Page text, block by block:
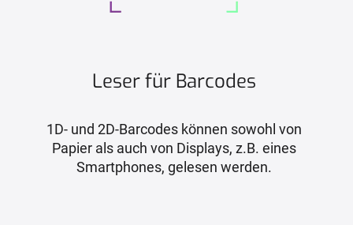
Leser für Barcodes
1D- und 2D-Barcodes können sowohl von
Papier als auch von Displays, z.B. eines
Smartphones, gelesen werden.